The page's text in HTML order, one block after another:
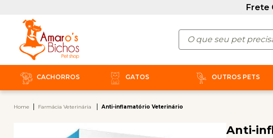
CACHORROS GATOS OUTROS PETS
Home Farmácia Veterinária Anti-inflamatório Veterinário
Anti-